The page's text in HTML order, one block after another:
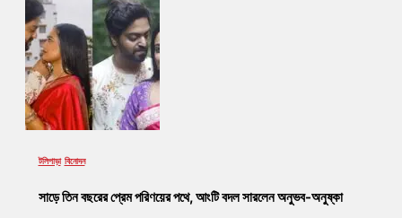
টলিপাড়া বিনোদন
সাড়ে তিন বছরের প্রেম পরিণয়ের পথে, আংটি বদল সারলেন অনুভব-অনুষ্কা